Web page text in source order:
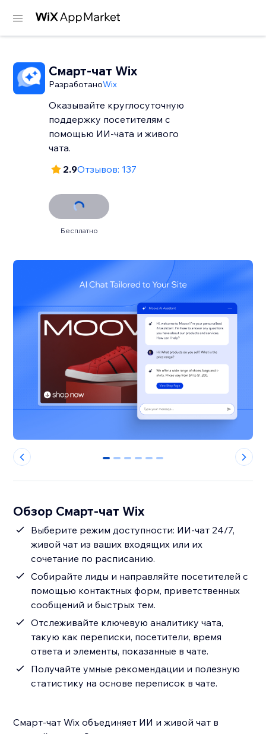
Смарт-чат Wix
РазработаноWix
Оказывайте круглосуточную
поддержку посетителям с
помощью ИИ-чата и живого
чата.
2.9Отзывов: 137
Бесплатно
0 1 2 3 4 5
Обзор Смарт-чат Wix
Выберите режим доступности: ИИ-чат 24/7,
живой чат из ваших входящих или их
сочетание по расписанию.
Собирайте лиды и направляйте посетителей с
помощью контактных форм, приветственных
сообщений и быстрых тем.
Отслеживайте ключевую аналитику чата,
такую как переписки, посетители, время
ответа и элементы, показанные в чате.
Получайте умные рекомендации и полезную
статистику на основе переписок в чате.
Смарт-чат Wix объединяет ИИ и живой чат в